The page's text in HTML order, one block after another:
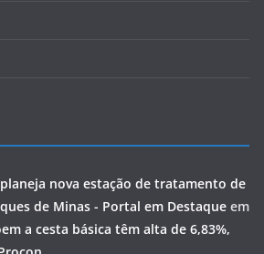
nova estação de tratamento de
de Minas - Portal em Destaque em
a cesta básica têm alta de 6,83%,